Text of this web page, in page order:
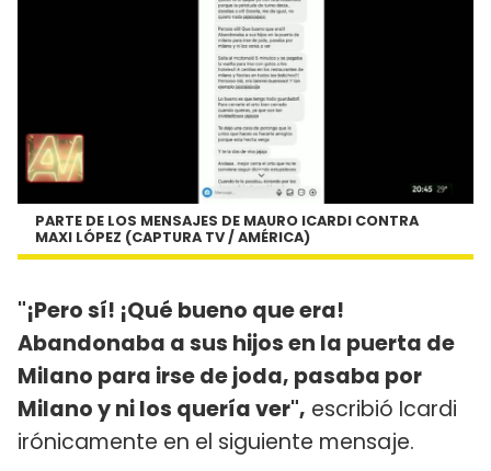
PARTE DE LOS MENSAJES DE MAURO ICARDI CONTRA
MAXI LÓPEZ (CAPTURA TV / AMÉRICA)
"¡Pero sí! ¡Qué bueno que era!
Abandonaba a sus hijos en la puerta de
Milano para irse de joda, pasaba por
Milano y ni los quería ver", escribió Icardi
irónicamente en el siguiente mensaje.